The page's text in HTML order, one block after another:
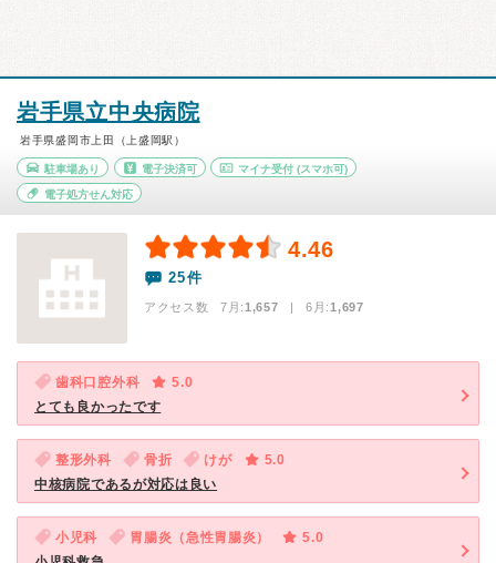
岩手県立中央病院
岩手県盛岡市上田（上盛岡駅）
駐車場あり 電子決済可 マイナ受付 (スマホ可)
電子処方せん対応
4.46
25件
アクセス数 7月:1,657 | 6月:1,697
歯科口腔外科
5.0
とても良かったです
整形外科 骨折 けが
5.0
中核病院であるが対応は良い
小児科 胃腸炎（急性胃腸炎）
5.0